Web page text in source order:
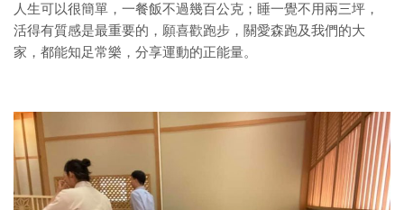
人生可以很簡單，一餐飯不過幾百公克；睡一覺不用兩三坪，
活得有質感是最重要的，願喜歡跑步，關愛森跑及我們的大
家，都能知足常樂，分享運動的正能量。